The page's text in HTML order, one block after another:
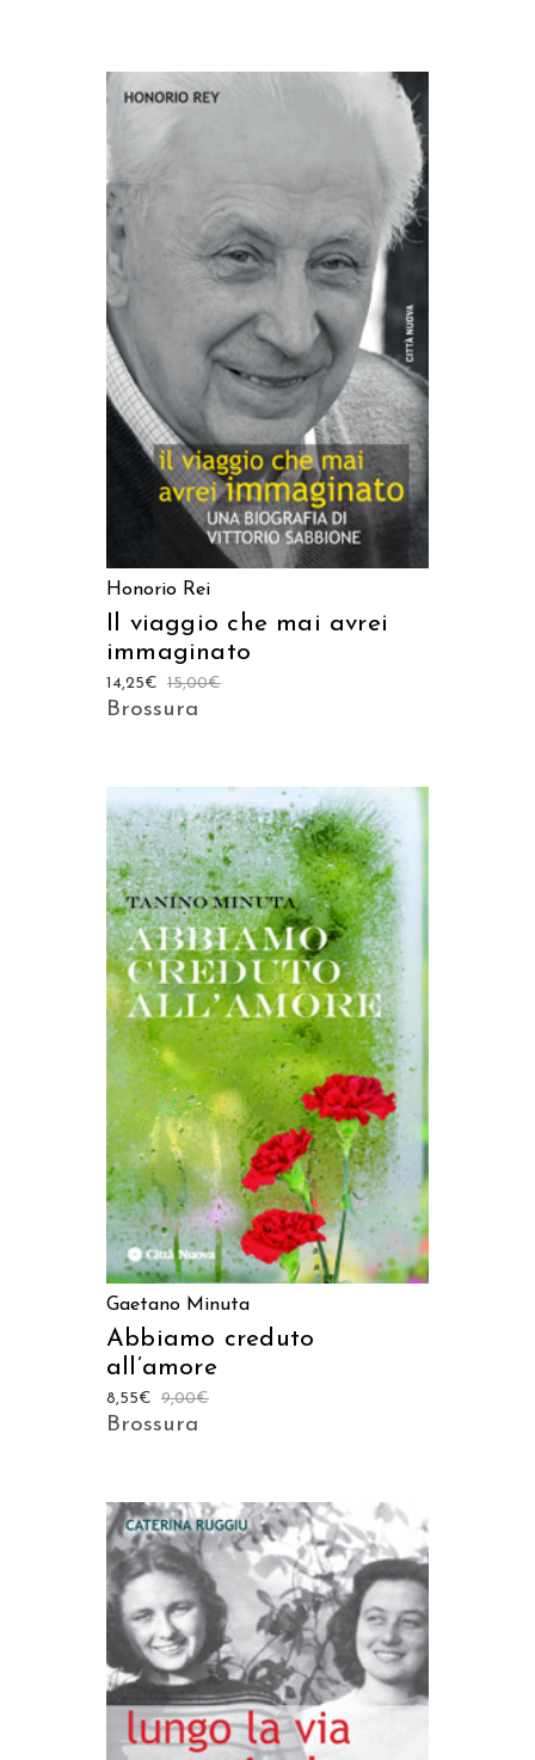
AGGIUNGI AL CARRELLO
Honorio Rei
Il viaggio che mai avrei
immaginato
15,00€
14,25€
Brossura
AGGIUNGI AL CARRELLO
Gaetano Minuta
Abbiamo creduto
all’amore
9,00€
8,55€
Brossura
AGGIUNGI AL CARRELLO